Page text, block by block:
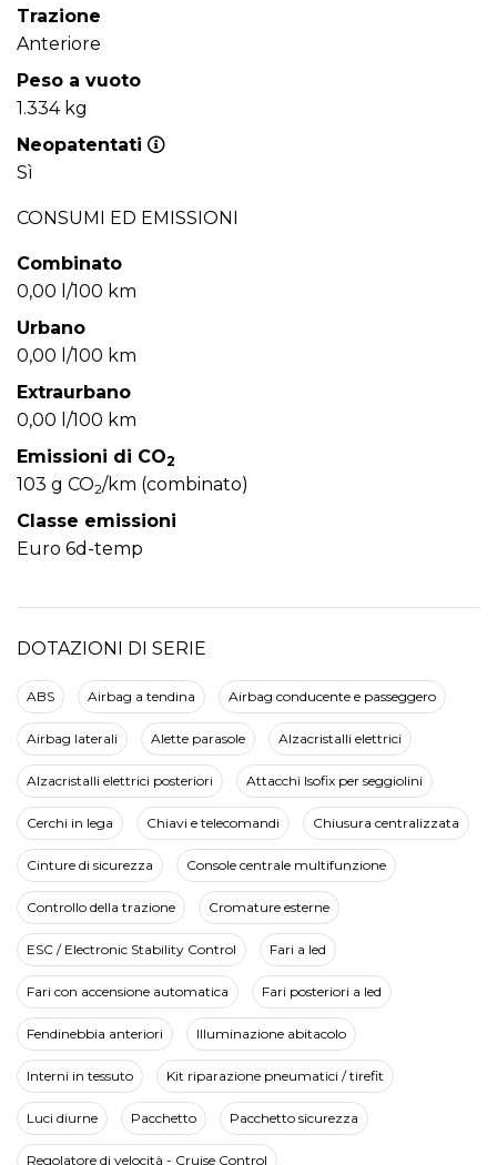
Trazione
Anteriore
Peso a vuoto
1.334 kg
Neopatentati
Sì
CONSUMI ED EMISSIONI
Combinato
0,00 l/100 km
Urbano
0,00 l/100 km
Extraurbano
0,00 l/100 km
Emissioni di CO2
103 g CO2/km (combinato)
Classe emissioni
Euro 6d-temp
DOTAZIONI DI SERIE
ABS Airbag a tendina Airbag conducente e passeggero
Airbag laterali Alette parasole Alzacristalli elettrici
Alzacristalli elettrici posteriori Attacchi Isofix per seggiolini
Cerchi in lega Chiavi e telecomandi Chiusura centralizzata
Cinture di sicurezza Console centrale multifunzione
Controllo della trazione Cromature esterne
ESC / Electronic Stability Control Fari a led
Fari con accensione automatica Fari posteriori a led
Fendinebbia anteriori Illuminazione abitacolo
Interni in tessuto Kit riparazione pneumatici / tirefit
Luci diurne Pacchetto Pacchetto sicurezza
Regolatore di velocità - Cruise Control